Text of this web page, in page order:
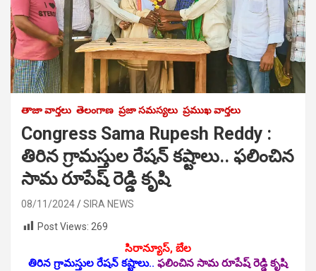
తాజా వార్తలు తెలంగాణ ప్రజా సమస్యలు ప్రముఖ వార్తలు
Congress Sama Rupesh Reddy :
తిరిన గ్రామ‌స్తుల రేష‌న్ క‌ష్టాలు.. ఫలించిన
సామ రూపేష్ రెడ్డి కృషి
08/11/2024
SIRA NEWS
Post Views: 269
సిరాన్యూస్‌, బేల‌
తిరిన గ్రామ‌స్తుల రేష‌న్ క‌ష్టాలు.. ఫలించిన సామ రూపేష్ రెడ్డి కృషి